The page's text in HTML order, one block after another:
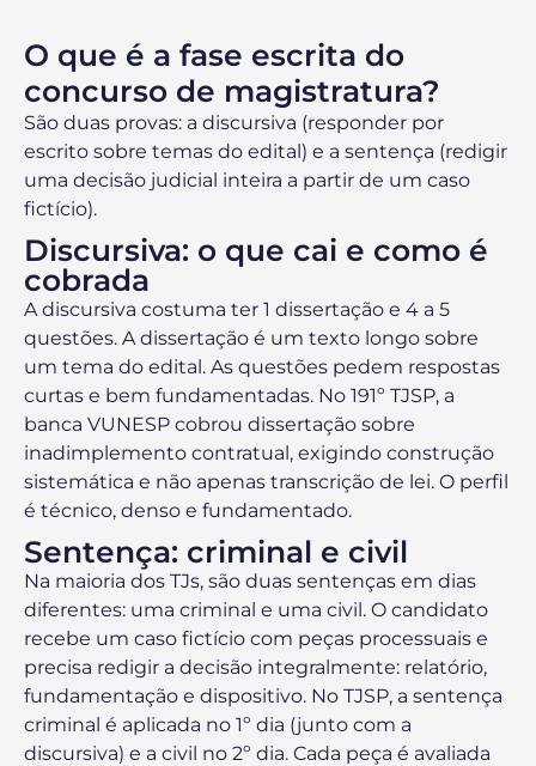
O que é a fase escrita do
concurso de magistratura?
São duas provas: a discursiva (responder por
escrito sobre temas do edital) e a sentença (redigir
uma decisão judicial inteira a partir de um caso
fictício).
Discursiva: o que cai e como é
cobrada
A discursiva costuma ter 1 dissertação e 4 a 5
questões. A dissertação é um texto longo sobre
um tema do edital. As questões pedem respostas
curtas e bem fundamentadas. No 191º TJSP, a
banca VUNESP cobrou dissertação sobre
inadimplemento contratual, exigindo construção
sistemática e não apenas transcrição de lei. O perfil
é técnico, denso e fundamentado.
Sentença: criminal e civil
Na maioria dos TJs, são duas sentenças em dias
diferentes: uma criminal e uma civil. O candidato
recebe um caso fictício com peças processuais e
precisa redigir a decisão integralmente: relatório,
fundamentação e dispositivo. No TJSP, a sentença
criminal é aplicada no 1º dia (junto com a
discursiva) e a civil no 2º dia. Cada peça é avaliada